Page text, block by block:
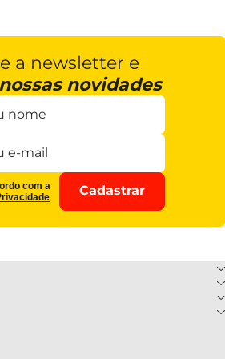
a newsletter e
novidades
com a
Cadastrar